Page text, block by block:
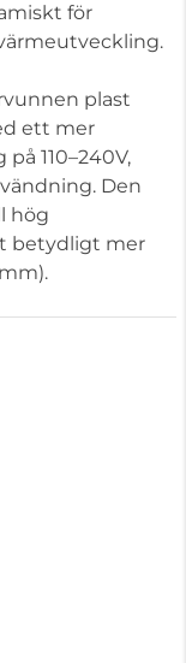
för
plast
ett mer
110–240V,
Den
hög
betydligt mer